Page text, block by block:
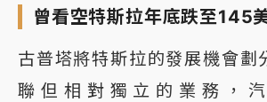
曾看空特斯拉年底跌至145
古普塔將特斯拉的發展機會劃
聯但相對獨立的業務，